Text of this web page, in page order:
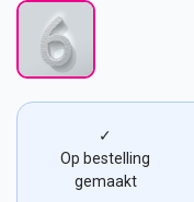
✓
Op bestelling
gemaakt